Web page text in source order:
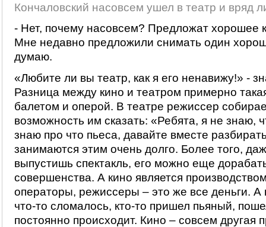
Кончаловский насовсем ушел в театр и вряд
- Нет, почему насовсем? Предложат хорошее
Мне недавно предложили снимать один
думаю.
«Любите ли вы театр, как я его ненавижу!» -
Разница между кино и театром примерно
балетом и оперой. В театре режиссер
возможность им сказать: «Ребята, я не знаю,
знаю про что пьеса, давайте вместе
занимаются этим очень долго. Более того,
выпустишь спектакль, его можно еще
совершенства. А кино является
операторы, режиссеры – это же все деньги. А
что-то сломалось, кто-то пришел пьяный,
постоянно происходит. Кино – совсем другая